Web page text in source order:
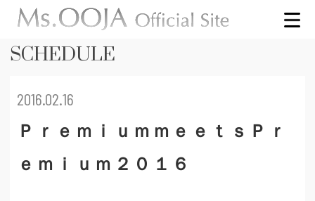
SCHEDULE
2016.02.16
ＰｒｅｍｉｕｍｍｅｅｔｓＰｒ
ｅｍｉｕｍ２０１６